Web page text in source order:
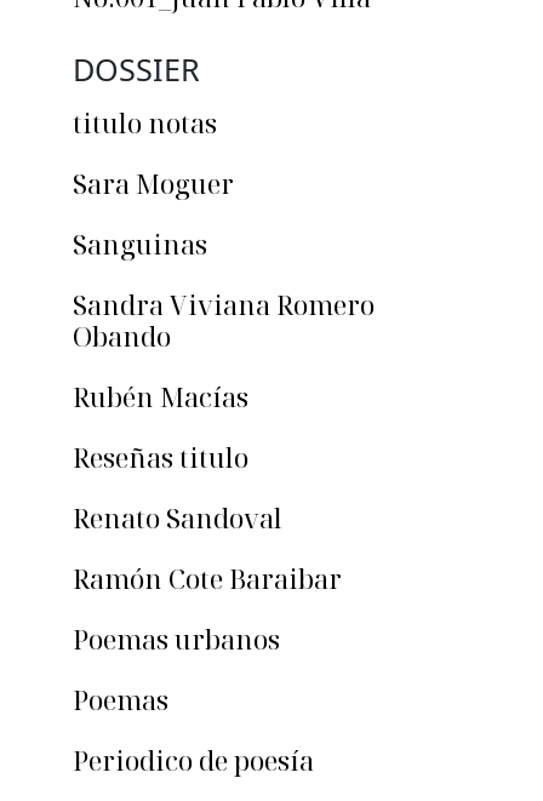
DOSSIER
titulo notas
Sara Moguer
Sanguinas
Sandra Viviana Romero
Obando
Rubén Macías
Reseñas titulo
Renato Sandoval
Ramón Cote Baraibar
Poemas urbanos
Poemas
Periodico de poesía